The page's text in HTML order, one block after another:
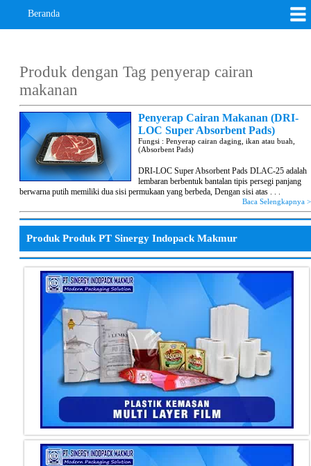
Beranda
Produk dengan Tagpenyerap cairan
makanan
Penyerap Cairan Makanan (DRI-
LOC Super Absorbent Pads)
Fungsi : Penyerap cairan daging, ikan atau buah,
(Absorbent Pads)
DRI-LOC Super Absorbent Pads DLAC-25 adalah
lembaran berbentuk bantalan tipis persegi panjang
berwarna putih memiliki dua sisi permukaan yang berbeda, Dengan sisi atas . . .
Baca Selengkapnya
Produk Produk PT Sinergy Indopack Makmur